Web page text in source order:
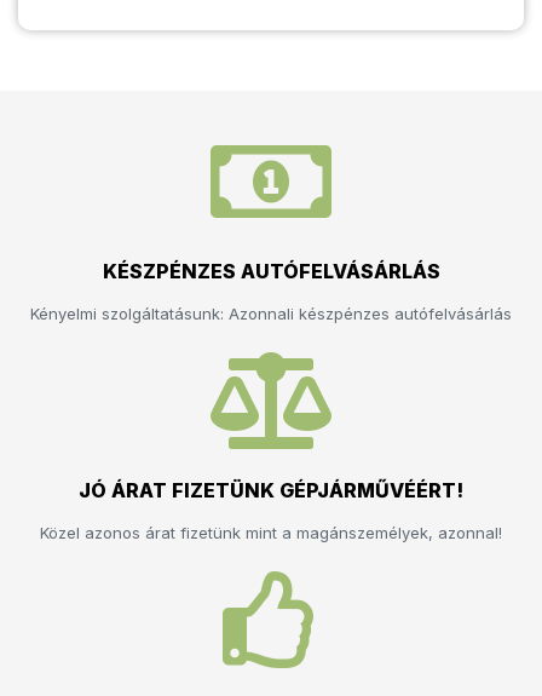
KÉSZPÉNZES AUTÓFELVÁSÁRLÁS
Kényelmi szolgáltatásunk: Azonnali készpénzes autófelvásárlás
JÓ ÁRAT FIZETÜNK GÉPJÁRMŰVÉÉRT!
Közel azonos árat fizetünk mint a magánszemélyek, azonnal!